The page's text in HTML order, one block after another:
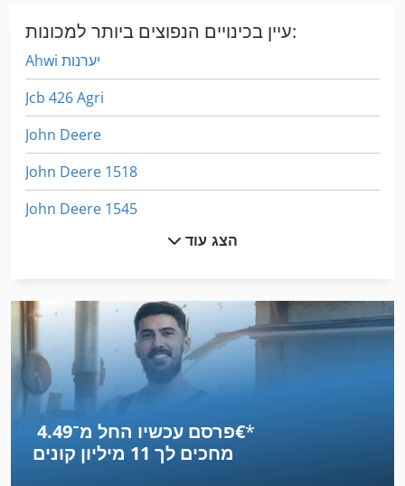
עיין בכינויים הנפוצים ביותר למכונות:
Ahwi יערנות
Jcb 426 Agri
John Deere
John Deere 1518
John Deere 1545
John Deere 2266
John Deere 2653
John Deere 4455
John Deere 4955
John Deere 7410
הצג עוד
פרסם עכשיו החל מ־‏4.49 ‏€*
מחכים לך 11 מיליון קונים